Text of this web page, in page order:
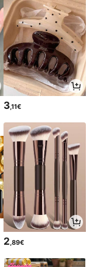
3,11€
2,89€